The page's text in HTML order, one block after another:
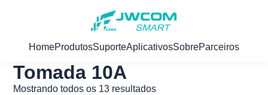
HomeProdutosSuporteAplicativosSobreParceiros
Tomada 10A
Mostrando todos os 13 resultados